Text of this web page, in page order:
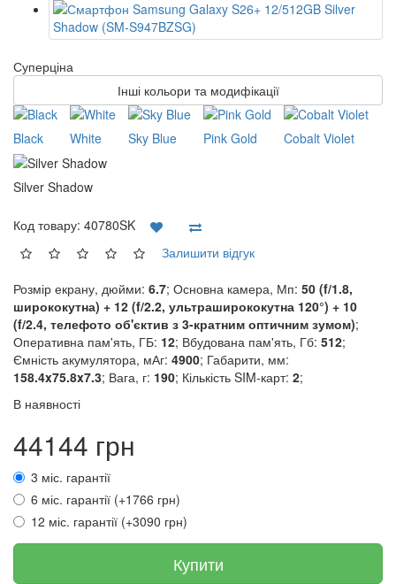
Суперціна
Інші кольори та модифікації
Black White Sky Blue Pink Gold Cobalt Violet
Silver Shadow
Код товару: 40780SK
Залишити відгук
Розмір екрану, дюйми: 6.7; Основна камера, Мп: 50 (f/1.8,
ширококутна) + 12 (f/2.2, ультраширококутна 120°) + 10
(f/2.4, телефото об'єктив з 3-кратним оптичним зумом);
Оперативна пам'ять, ГБ: 12; Вбудована пам'ять, Гб: 512;
Ємність акумулятора, мАг: 4900; Габарити, мм:
158.4x75.8x7.3; Вага, г: 190; Кількість SIM-карт: 2;
В наявності
44144 грн
3 міс. гарантії
6 міс. гарантії (+1766 грн)
12 міс. гарантії (+3090 грн)
Купити